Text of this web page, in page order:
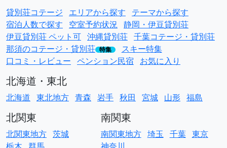
貸別荘コテージ エリアから探す
テーマから探す
宿泊人数で探す
空室予約状況 静岡・伊豆貸別荘
伊豆貸別荘 ペット可 沖縄貸別荘 千葉コテージ・貸別荘
那須のコテージ・貸別荘 特集
スキー特集
口コミ・レビュー ペンション民宿 お気に入り
北海道・東北
北海道 東北地方 青森 岩手 秋田 宮城 山形 福島
北関東
北関東地方 茨城
南関東
南関東地方 埼玉 千葉 東京